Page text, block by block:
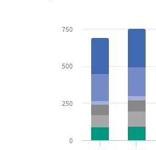
0
250
500
750